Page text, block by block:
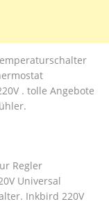
. tolle Angebote
Regler
Universal
Inkbird 220V